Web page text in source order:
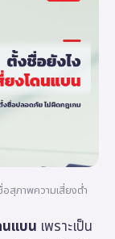
ภาพความเสี่ยงต่ำ
นแบน เพราะเป็น